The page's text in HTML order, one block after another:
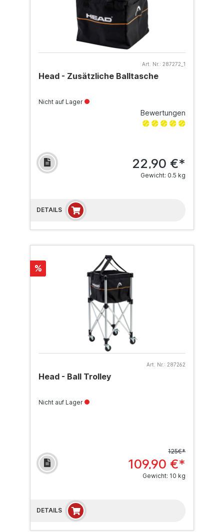
Art. Nr.: 287272_1
Head - Zusätzliche Balltasche
Nicht auf Lager
Bewertungen
22,90 €*
Gewicht: 0.5 kg
DETAILS
%
Art. Nr.: 287262
Head - Ball Trolley
Nicht auf Lager
125€*
109,90 €*
Gewicht: 10 kg
DETAILS